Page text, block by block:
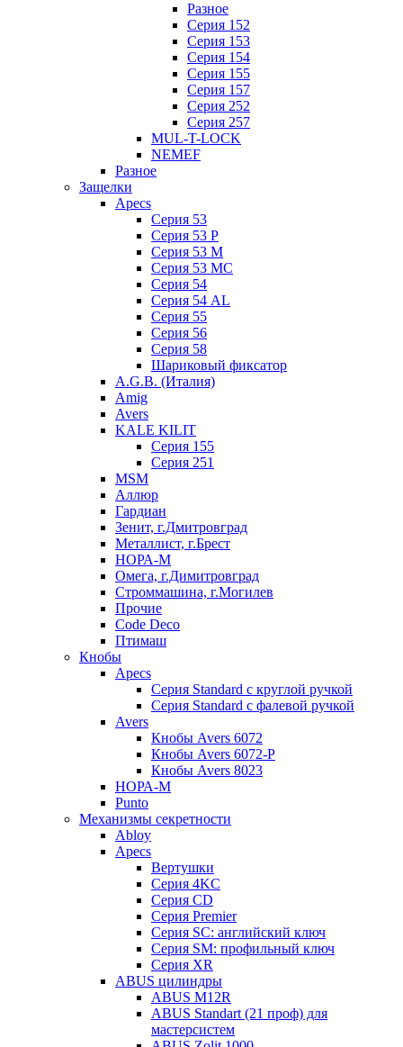
Разное
Серия 152
Серия 153
Серия 154
Серия 155
Серия 157
Серия 252
Серия 257
MUL-T-LOCK
NEMEF
Разное
Защелки
Apecs
Серия 53
Серия 53 P
Серия 53 М
Серия 53 МC
Серия 54
Серия 54 AL
Серия 55
Серия 56
Серия 58
Шариковый фиксатор
A.G.B. (Италия)
Amig
Avers
KALE KILIT
Серия 155
Серия 251
MSM
Аллюр
Гардиан
Зенит, г.Дмитровград
Металлист, г.Брест
НОРА-М
Омега, г.Димитровград
Строммашина, г.Могилев
Прочие
Code Deco
Птимаш
Кнобы
Apecs
Серия Standard с круглой ручкой
Серия Standard с фалевой ручкой
Avers
Кнобы Avers 6072
Кнобы Avers 6072-P
Кнобы Avers 8023
НОРА-М
Punto
Механизмы секретности
Abloy
Apecs
Вертушки
Серия 4KC
Серия CD
Серия Premier
Серия SC: английский ключ
Серия SM: профильный ключ
Серия XR
ABUS цилиндры
ABUS M12R
ABUS Standart (21 проф) для
мастерсистем